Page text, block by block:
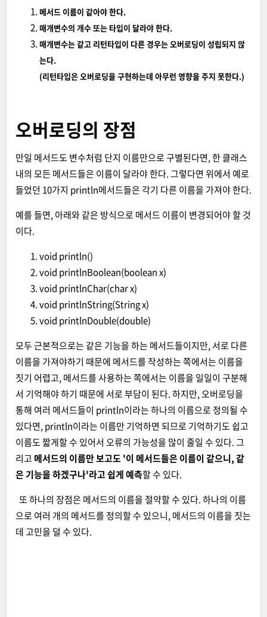
메서드 이름이 같아야 한다.
매개변수의 개수 또는 타입이 달라야 한다.
매개변수는 같고 리턴타입이 다른 경우는 오버로딩이 성립되지 않
는다.
(리턴타입은 오버로딩을 구현하는데 아무런 영향을 주지 못한다.)
오버로딩의 장점
만일 메서드도 변수처럼 단지 이름만으로 구별된다면, 한 클래스
내의 모든 메서드들은 이름이 달라야 한다. 그렇다면 위에서 예로
들었던 10가지 println메서드들은 각기 다른 이름을 가져야 한다.
예를 들면, 아래와 같은 방식으로 메서드 이름이 변경되어야 할 것
이다.
void println()
void printlnBoolean(boolean x)
void printlnChar(char x)
void printlnString(String x)
void printlnDouble(double)
모두 근본적으로는 같은 기능을 하는 메서드들이지만, 서로 다른
이름을 가져야하기 때문에 메서드를 작성하는 쪽에서는 이름을
짓기 어렵고, 메서드를 사용하는 쪽에서는 이름을 일일이 구분해
서 기억해야 하기 때문에 서로 부담이 된다. 하지만, 오버로딩을
통해 여러 메서드들이 println이라는 하나의 이름으로 정의될 수
있다면, println이라는 이름만 기억하면 되므로 기억하기도 쉽고
이름도 짧게할 수 있어서 오류의 가능성을 많이 줄일 수 있다. 그
리고 메서드의 이름만 보고도 '이 메서드들은 이름이 같으니, 같
은 기능을 하겠구나'라고 쉽게 예측할 수 있다.
또 하나의 장점은 메서드의 이름을 절약할 수 있다. 하나의 이름
으로 여러 개의 메서드를 정의할 수 있으니, 메서드의 이름을 짓는
데 고민을 덜 수 있다.